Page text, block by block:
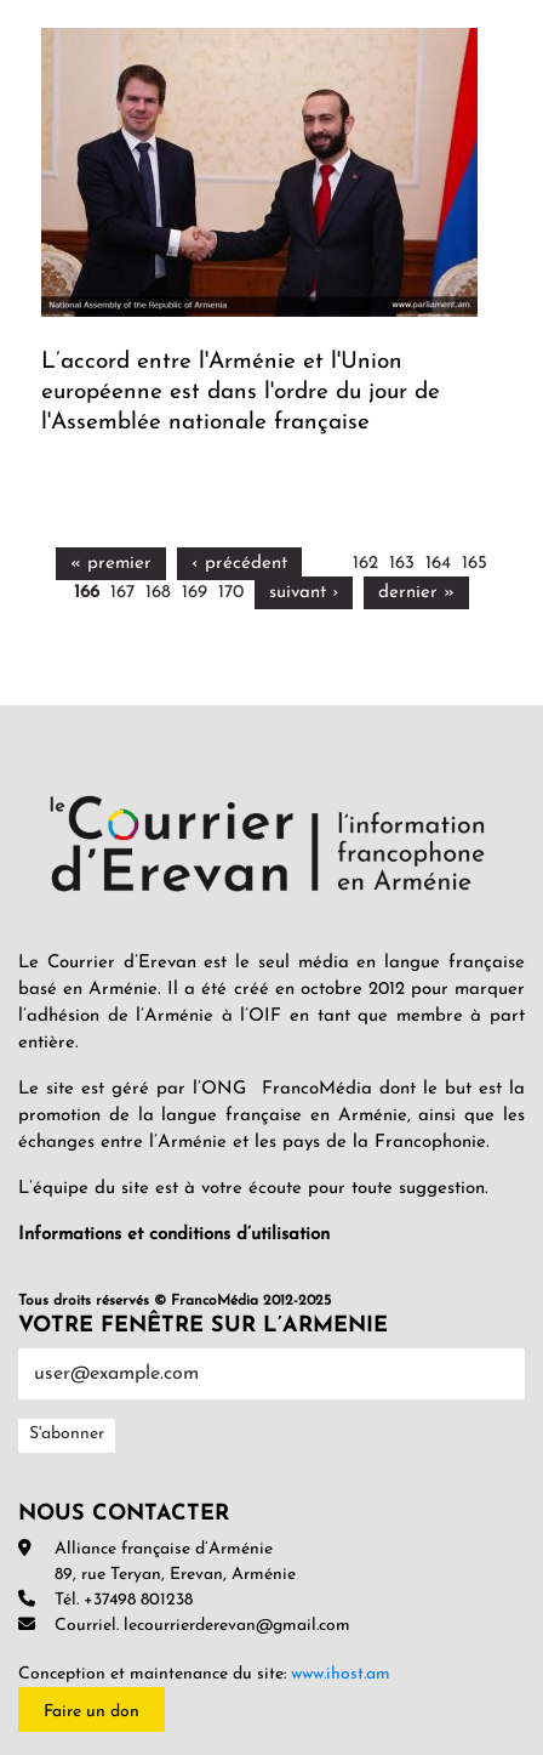
L’accord entre l'Arménie et l'Union
européenne est dans l'ordre du jour de
l'Assemblée nationale française
« premier ‹ précédent 162 163 164
165
166
167 168 169 170 suivant › dernier »
Le Courrier d’Erevan est le seul média en langue française
basé en Arménie. Il a été créé en octobre 2012 pour marquer
l’adhésion de l’Arménie à l’OIF en tant que membre à part
entière.
Le site est géré par l’ONG FrancoMédia dont le but est la
promotion de la langue française en Arménie, ainsi que les
échanges entre l’Arménie et les pays de la Francophonie.
L’équipe du site est à votre écoute pour toute suggestion.
Informations et conditions d’utilisation
Tous droits réservés © FrancoMédia 2012-2025
VOTRE FENÊTRE SUR L’ARMENIE
NOUS CONTACTER
Alliance française d’Arménie
89, rue Teryan, Erevan, Arménie
Tél. +37498 801238
Courriel. lecourrierderevan@gmail.com
Conception et maintenance du site: www.ihost.am
Faire un don